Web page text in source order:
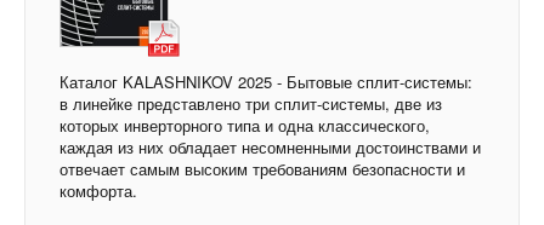
Каталог KALASHNIKOV 2025 - Бытовые сплит-системы:
в линейке представлено три сплит-системы, две из
которых инверторного типа и одна классического,
каждая из них обладает несомненными достоинствами и
отвечает самым высоким требованиям безопасности и
комфорта.